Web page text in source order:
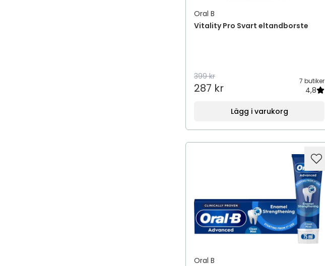
Oral B
Vitality Pro Svart eltandborste
399 kr
287 kr
7 butiker
4,8
Lägg i varukorg
Oral B